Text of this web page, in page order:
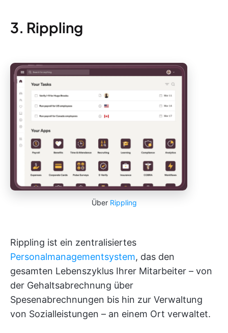
3. Rippling
Über Rippling
Rippling ist ein zentralisiertes
Personalmanagementsystem, das den
gesamten Lebenszyklus Ihrer Mitarbeiter – von
der Gehaltsabrechnung über
Spesenabrechnungen bis hin zur Verwaltung
von Sozialleistungen – an einem Ort verwaltet.